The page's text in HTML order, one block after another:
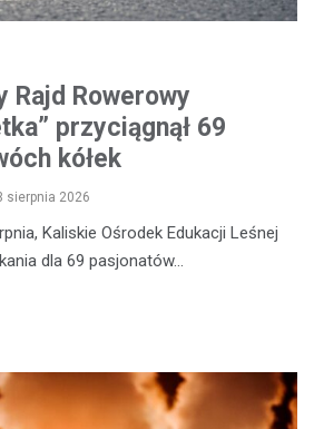
Rajd Rowerowy
przyciągnął 69
kółek
sierpnia 2026
Kaliskie Ośrodek Edukacji Leśnej
dla 69 pasjonatów…